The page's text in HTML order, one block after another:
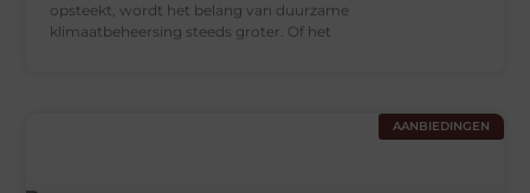
opsteekt, wordt het belang van duurzame
klimaatbeheersing steeds groter. Of het
AANBIEDINGEN